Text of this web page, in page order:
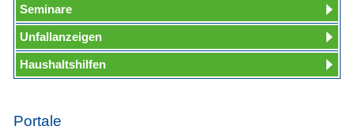
Seminare
Unfallanzeigen
Haushaltshilfen
Portale